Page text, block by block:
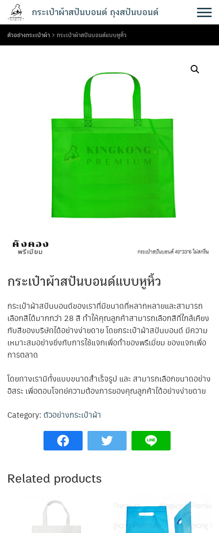
content
กระเป๋าผ้าสปันบอนด์ ถุงสปันบอนด์
ตัวอย่างกระเป๋าผ้า กระเป๋าผ้าสปันบอนด์แบบหูหิ้ว
กระเป๋าผ้าสปันบอนด์แบบหูหิ้ว
กระเป๋าผ้าสปันบอนด์ของเราที่มีขนาดที่หลากหลายและสามารถ
เลือกสีได้มากกว่า 28 สี ทำให้คุณลูกค้าสามารถเลือกสีที่ใกล้เคียง
กับสีของบริษัทได้อย่างง่ายดาย โดยกระเป๋าผ้าสปันบอนด์ มีความ
เหมาะสมอย่างยิ่งกับการใช้แจกเพื่อทำของพรีเมี่ยม ของแจกเพื่อ
การตลาด
โดยทางเรามีทั้งแบบขนาดสำเร็จรูป และ สามารถเลือกขนาดอย่าง
อิสระ เพื่อตอบโจทย์ความต้องการของคุณลูกค้าได้อย่างง่ายดาย
Category: ตัวอย่างกระเป๋าผ้า
Related products